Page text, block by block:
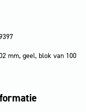
mm, geel, blok van 100